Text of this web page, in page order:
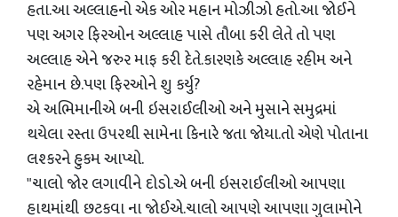
હતા.આ અલ્લાહનો એક ઓર મહાન મોઝીઝો હતો.આ જોઈને
પણ અગર ફિરઓન અલ્લાહ પાસે તૌબા કરી લેતે તો પણ
અલ્લાહ એને જરુર માફ કરી દેતે.કારણકે અલ્લાહ રહીમ અને
રહેમાન છે.પણ ફિરઓને શુ કર્યુ?
એ અભિમાનીએ બની ઇસરાઈલીઓ અને મુસાને સમુદ્રમાં
થયેલા રસ્તા ઉપરથી સામેના કિનારે જતા જોયા.તો એણે પોતાના
લશ્કરને હુકમ આપ્યો.
"ચાલો જોર લગાવીને દોડો.એ બની ઇસરાઈલીઓ આપણા
હાથમાંથી છટકવા ના જોઈએ.ચાલો આપણે આપણા ગુલામોને